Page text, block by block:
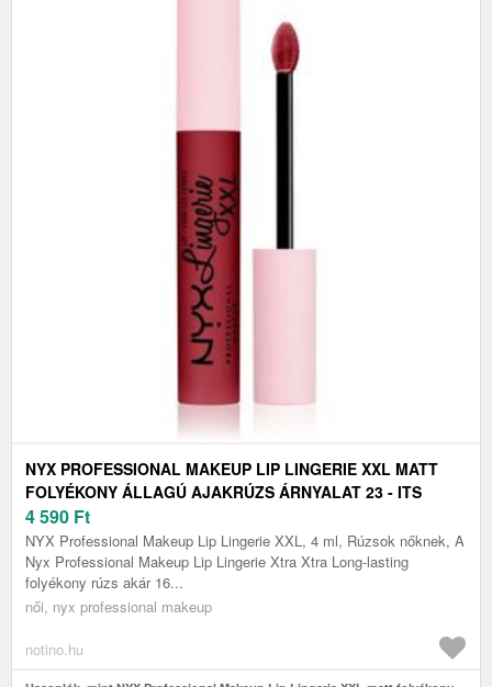
NYX PROFESSIONAL MAKEUP LIP LINGERIE XXL MATT
FOLYÉKONY ÁLLAGÚ AJAKRÚZS ÁRNYALAT 23 - ITS
HOTTER 4 ML
4 590 Ft
NYX Professional Makeup Lip Lingerie XXL, 4 ml, Rúzsok nőknek, A
Nyx Professional Makeup Lip Lingerie Xtra Xtra Long-lasting
folyékony rúzs akár 16...
női, nyx professional makeup
notino.hu